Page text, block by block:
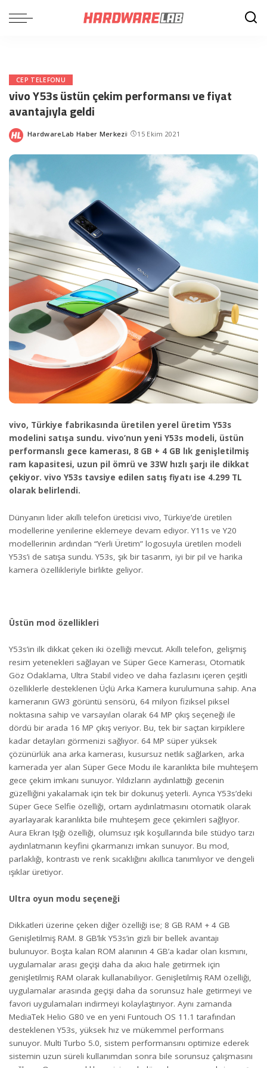
CEP TELEFONU
vivo Y53s üstün çekim performansı ve fiyat
avantajıyla geldi
Posted
HardwareLab Haber Merkezi 15 Ekim 2021
vivo, Türkiye fabrikasında üretilen yerel üretim Y53s
modelini satışa sundu. vivo’nun yeni Y53s modeli, üstün
performanslı gece kamerası, 8 GB + 4 GB lık genişletilmiş
ram kapasitesi, uzun pil ömrü ve 33W hızlı şarjı ile dikkat
çekiyor. vivo Y53s tavsiye edilen satış fiyatı ise 4.299 TL
olarak belirlendi.
Dünyanın lider akıllı telefon üreticisi vivo, Türkiye’de üretilen
modellerine yenilerine eklemeye devam ediyor. Y11s ve Y20
modellerinin ardından “Yerli Üretim” logosuyla üretilen modeli
Y53s’i de satışa sundu. Y53s, şık bir tasarım, iyi bir pil ve harika
kamera özellikleriyle birlikte geliyor.
Üstün mod özellikleri
Y53s’in ilk dikkat çeken iki özelliği mevcut. Akıllı telefon, gelişmiş
resim yetenekleri sağlayan ve Süper Gece Kamerası, Otomatik
Göz Odaklama, Ultra Stabil video ve daha fazlasını içeren çeşitli
özelliklerle desteklenen Üçlü Arka Kamera kurulumuna sahip. Ana
kameranın GW3 görüntü sensörü, 64 milyon fiziksel piksel
noktasına sahip ve varsayılan olarak 64 MP çıkış seçeneği ile
dördü bir arada 16 MP çıkış veriyor. Bu, tek bir saçtan kirpiklere
kadar detayları görmenizi sağlıyor. 64 MP süper yüksek
çözünürlük ana arka kamerası, kusursuz netlik sağlarken, arka
kamerada yer alan Süper Gece Modu ile karanlıkta bile muhteşem
gece çekim imkanı sunuyor. Yıldızların aydınlattığı gecenin
güzelliğini yakalamak için tek bir dokunuş yeterli. Ayrıca Y53s’deki
Süper Gece Selfie özelliği, ortam aydınlatmasını otomatik olarak
ayarlayarak karanlıkta bile muhteşem gece çekimleri sağlıyor.
Aura Ekran Işığı özelliği, olumsuz ışık koşullarında bile stüdyo tarzı
aydınlatmanın keyfini çıkarmanızı imkan sunuyor. Bu mod,
parlaklığı, kontrastı ve renk sıcaklığını akıllıca tanımlıyor ve dengeli
ışıklar üretiyor.
Ultra oyun modu seçeneği
Dikkatleri üzerine çeken diğer özelliği ise; 8 GB RAM + 4 GB
Genişletilmiş RAM. 8 GB’lık Y53s’in gizli bir bellek avantajı
bulunuyor. Boşta kalan ROM alanının 4 GB’a kadar olan kısmını,
uygulamalar arası geçişi daha da akıcı hale getirmek için
genişletilmiş RAM olarak kullanabiliyor. Genişletilmiş RAM özelliği,
uygulamalar arasında geçişi daha da sorunsuz hale getirmeyi ve
favori uygulamaları indirmeyi kolaylaştırıyor. Aynı zamanda
MediaTek Helio G80 ve en yeni Funtouch OS 11.1 tarafından
desteklenen Y53s, yüksek hız ve mükemmel performans
sunuyor. Multi Turbo 5.0, sistem performansını optimize ederek
sistemin uzun süreli kullanımdan sonra bile sorunsuz çalışmasını